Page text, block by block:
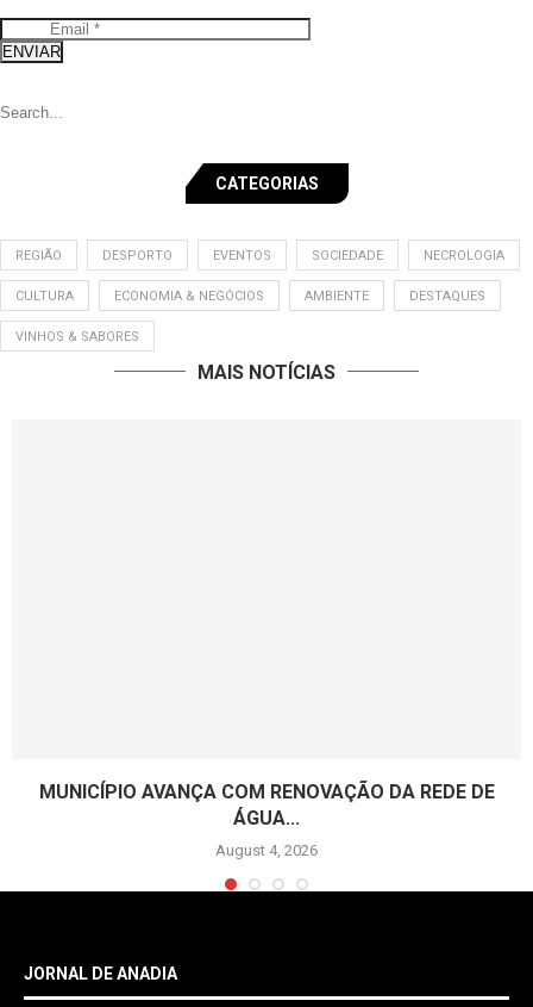
ENVIAR
CATEGORIAS
REGIÃO DESPORTO EVENTOS SOCIEDADE NECROLOGIA
CULTURA ECONOMIA & NEGÓCIOS AMBIENTE DESTAQUES
VINHOS & SABORES
MAIS NOTÍCIAS
MUNICÍPIO AVANÇA COM RENOVAÇÃO DA REDE DE
ÁGUA...
August 4, 2026
JORNAL DE ANADIA